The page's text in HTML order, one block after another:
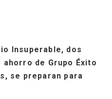
Insuperable, dos
de Grupo Éxito
se preparan para